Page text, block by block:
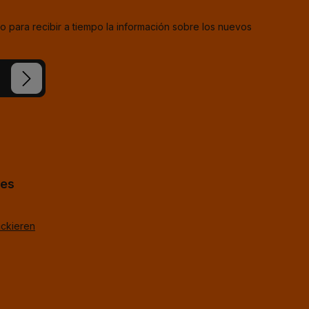
para recibir a tiempo la información sobre los nuevos